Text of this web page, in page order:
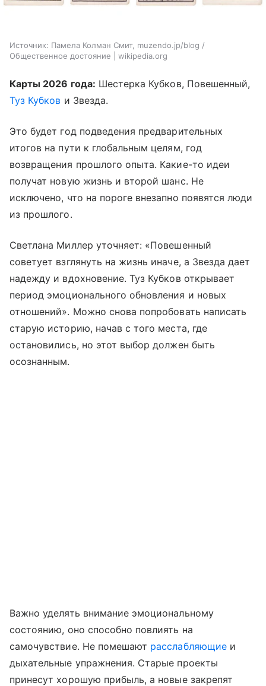
Источник: Памела Колман Смит, muzendo.jp/blog /
Общественное достояние | wikipedia.org
Карты 2026 года: Шестерка Кубков, Повешенный,
Туз Кубков и Звезда.
Это будет год подведения предварительных
итогов на пути к глобальным целям, год
возвращения прошлого опыта. Какие-то идеи
получат новую жизнь и второй шанс. Не
исключено, что на пороге внезапно появятся люди
из прошлого.
Светлана Миллер уточняет: «Повешенный
советует взглянуть на жизнь иначе, а Звезда дает
надежду и вдохновение. Туз Кубков открывает
период эмоционального обновления и новых
отношений». Можно снова попробовать написать
старую историю, начав с того места, где
остановились, но этот выбор должен быть
осознанным.
Важно уделять внимание эмоциональному
состоянию, оно способно повлиять на
самочувствие. Не помешают расслабляющиеи
дыхательные упражнения. Старые проекты
принесут хорошую прибыль, а новые закрепят